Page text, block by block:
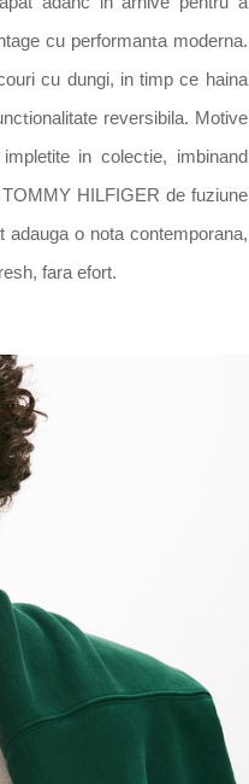
cu performanta moderna.
cu dungi, in timp ce haina
tionalitate reversibila. Motive
impletite in colectie, imbinand
HILFIGER de fuziune
adaugao notacontemporana,
fara efort.